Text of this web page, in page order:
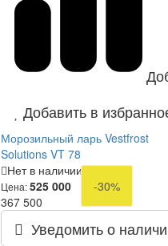
Добавить в
Морозильный ларь Vestfrost
Solutions VT 78
Нет в наличии
Цена:525 000
-30%
367 500
Уведомить о